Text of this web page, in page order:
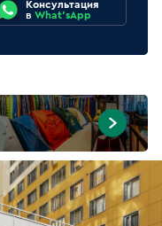
Консультация
в What'sApp